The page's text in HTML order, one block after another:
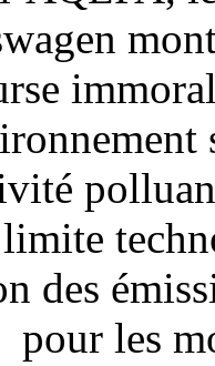
limite
des
pour les